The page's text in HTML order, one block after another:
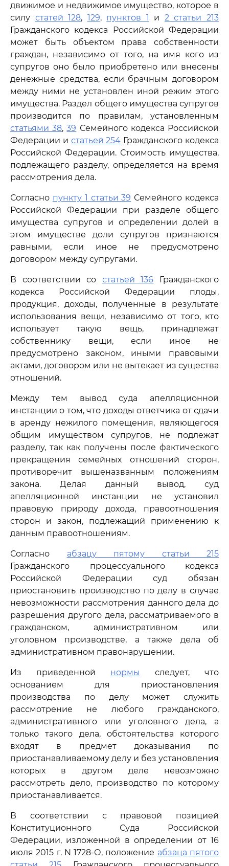
движимое и недвижимое имущество, которое в
силу статей 128, 129, пунктов 1 и 2 статьи 213
Гражданского кодекса Российской Федерации
может быть объектом права собственности
граждан, независимо от того, на имя кого из
супругов оно было приобретено или внесены
денежные средства, если брачным договором
между ними не установлен иной режим этого
имущества. Раздел общего имущества супругов
производится по правилам, установленным
статьями 38,39 Семейного кодекса Российской
Федерации и статьей 254 Гражданского кодекса
Российской Федерации. Стоимость имущества,
подлежащего разделу, определяется на время
рассмотрения дела.
Согласно пункту 1 статьи 39 Семейного кодекса
Российской Федерации при разделе общего
имущества супругов и определении долей в
этом имуществе доли супругов признаются
равными, если иное не предусмотрено
договором между супругами.
В соответствии со статьей 136 Гражданского
кодекса Российской Федерации плоды,
продукция, доходы, полученные в результате
использования вещи, независимо от того, кто
использует такую вещь, принадлежат
собственнику вещи, если иное не
предусмотрено законом, иными правовыми
актами, договором или не вытекает из существа
отношений.
Между тем вывод суда апелляционной
инстанции о том, что доходы ответчика от сдачи
в аренду нежилого помещения, являющегося
общим имуществом супругов, не подлежат
разделу, так как получены после фактического
прекращения семейных отношений сторон,
противоречит вышеназванным положениям
закона. Делая данный вывод, суд
апелляционной инстанции не установил
правовую природу дохода, правоотношения
сторон и закон, подлежащий применению к
данным правоотношениям.
Согласно абзацу пятому статьи 215
Гражданского процессуального кодекса
Российской Федерации суд обязан
приостановить производство по делу в случае
невозможности рассмотрения данного дела до
разрешения другого дела, рассматриваемого в
гражданском, административном или
уголовном производстве, а также дела об
административном правонарушении.
Из приведенной нормы
следует, что
основанием для приостановления
производства по делу может служить
рассмотрение не любого гражданского,
административного или уголовного дела, а
только такого дела, обстоятельства которого
входят в предмет доказывания по
приостанавливаемому делу и без установления
которых в другом деле невозможно
рассмотреть дело, производство по которому
приостанавливается.
В соответствии с правовой позицией
Конституционного Суда Российской
Федерации, изложенной в определении от 16
июля 2015 г. N 1728-О, положение абзаца пятого